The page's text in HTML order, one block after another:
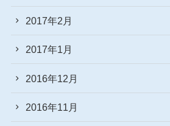
2017年2月
2017年1月
2016年12月
2016年11月